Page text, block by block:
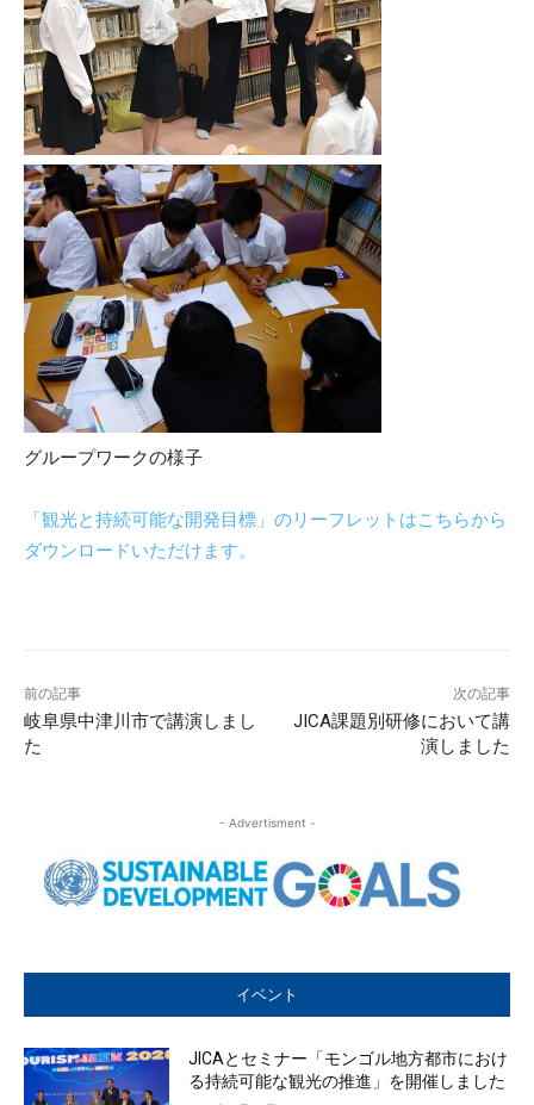
グループワークの様子
「観光と持続可能な開発目標」のリーフレットはこちらから
ダウンロードいただけます。
前の記事
岐阜県中津川市で講演しまし
た
次の記事
JICA課題別研修において講
演しました
- Advertisment -
イベント
JICAとセミナー「モンゴル地方都市におけ
る持続可能な観光の推進」を開催しました